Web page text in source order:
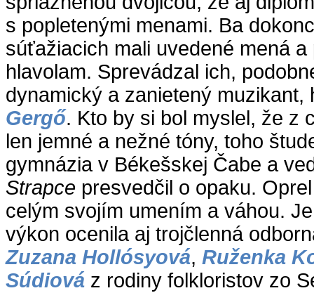
s popletenými menami. Ba
súťažiacich mali uvedené mená
hlavolam. Sprevádzal ich,
dynamický a zanietený
Gergő. Kto by si bol myslel, že z
len jemné a nežné tóny, toho
gymnázia v Békešskej Čabe a
Strapce presvedčil o opaku.
celým svojím umením a váhou.
výkon ocenila aj trojčlenná
Zuzana Hollósyová, Ruženka
Súdiová z rodiny folkloristov zo